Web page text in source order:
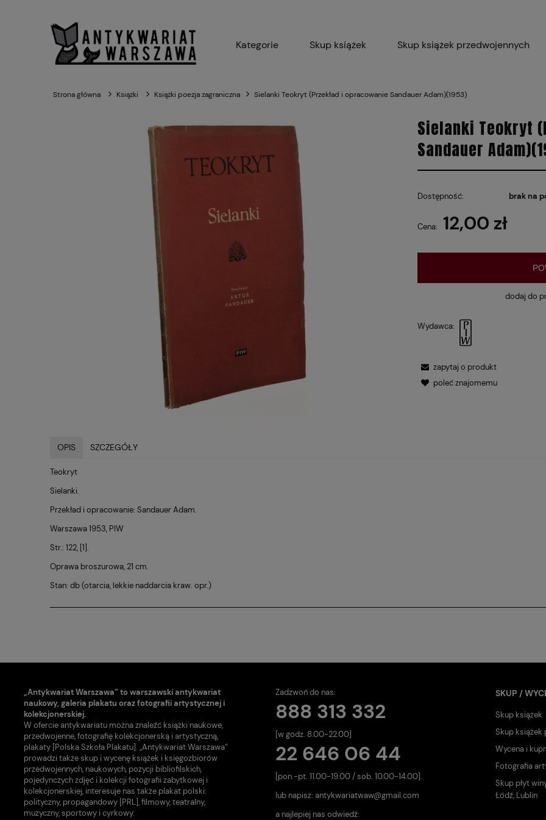
Kategorie Skup książek Skup książek przedwojennych
Strona główna Książki Książki poezja zagraniczna Sielanki Teokryt (Przekład i opracowanie Sandauer Adam)(1953)
Sielanki Teokryt
Sandauer
Dostępność: brak na
Cena: 12,00 zł
dodaj do
Wydawca:
zapytaj o produkt
poleć znajomemu
OPIS SZCZEGÓŁY
Teokryt
Sielanki.
Przekład i opracowanie: Sandauer Adam.
Warszawa 1953, PIW
Str.: 122, [1].
Oprawa broszurowa, 21 cm.
Stan: db (otarcia, lekkie naddarcia kraw. opr.)
„Antykwariat Warszawa” to warszawski antykwariat
naukowy, galeria plakatu oraz fotografii artystycznej i
kolekcjonerskiej.
W ofercie antykwariatu można znaleźć książki naukowe,
przedwojenne, fotografię kolekcjonerską i artystyczną,
plakaty [Polska Szkoła Plakatu]. „Antykwariat Warszawa”
prowadzi także skup i wycenę książek i księgozbiorów
przedwojennych, naukowych, pozycji bibliofilskich,
pojedynczych zdjęć i kolekcji fotografii zabytkowej i
kolekcjonerskiej, interesuje nas także plakat polski:
polityczny, propagandowy [PRL], filmowy, teatralny,
muzyczny, sportowy i cyrkowy.
Zadzwoń do nas:
888 313 332
[w godz. 8.00-22.00]
22 646 06 44
[pon.-pt. 11.00-19.00 / sob. 10.00-14.00].
lub napisz: antykwariatwaw@gmail.com
a najlepiej nas odwiedź:
SKUP /
Skup książek
Skup książek
Wycena i
Fotografia
Skup płyt
Łódź, Lublin